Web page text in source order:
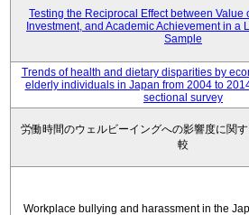
Testing the Reciprocal Effect between Value
Investment, and Academic Achievement in a
Sample
Trends of health and dietary disparities by
elderly individuals in Japan from 2004 to
sectional survey
労働時間のウェルビーイングへの影響度に関
較
Workplace bullying and harassment in the